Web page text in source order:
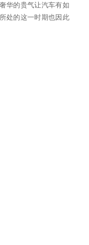
华的贵气让汽车有如
处的这一时期也因此